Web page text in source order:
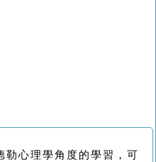
勒心理學角度的學習，可